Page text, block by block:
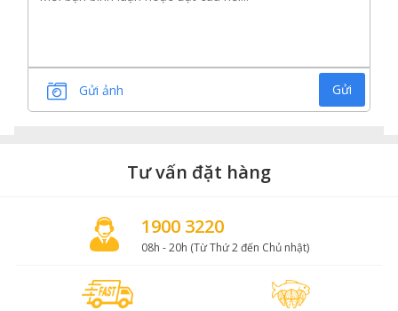
Gửi ảnh Gửi
Tư vấn đặt hàng
1900 3220
08h - 20h (Từ Thứ 2 đến Chủ nhật)